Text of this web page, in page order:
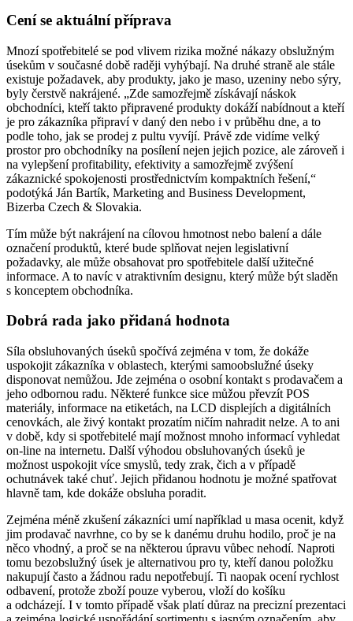
Cení se aktuální příprava
Mnozí spotřebitelé se pod vlivem rizika možné nákazy obslužným
úsekům v současné době raději vyhýbají. Na druhé straně ale stále
existuje požadavek, aby produkty, jako je maso, uzeniny nebo sýry,
byly čerstvě nakrájené. „Zde samozřejmě získávají náskok
obchodníci, kteří takto připravené produkty dokáží nabídnout a kteří
je pro zákazníka připraví v daný den nebo i v průběhu dne, a to
podle toho, jak se prodej z pultu vyvíjí. Právě zde vidíme velký
prostor pro obchodníky na posílení nejen jejich pozice, ale zároveň i
na vylepšení profitability, efektivity a samozřejmě zvýšení
zákaznické spokojenosti prostřednictvím kompaktních řešení,“
podotýká Ján Bartík, Marketing and Business Development,
Bizerba Czech & Slovakia.
Tím může být nakrájení na cílovou hmotnost nebo balení a dále
označení produktů, které bude splňovat nejen legislativní
požadavky, ale může obsahovat pro spotřebitele další užitečné
informace. A to navíc v atraktivním designu, který může být sladěn
s konceptem obchodníka.
Dobrá rada jako přidaná hodnota
Síla obsluhovaných úseků spočívá zejména v tom, že dokáže
uspokojit zákazníka v oblastech, kterými samoobslužné úseky
disponovat nemůžou. Jde zejména o osobní kontakt s prodavačem a
jeho odbornou radu. Některé funkce sice můžou převzít POS
materiály, informace na etiketách, na LCD displejích a digitálních
cenovkách, ale živý kontakt prozatím ničím nahradit nelze. A to ani
v době, kdy si spotřebitelé mají možnost mnoho informací vyhledat
on-line na internetu. Další výhodou obsluhovaných úseků je
možnost uspokojit více smyslů, tedy zrak, čich a v případě
ochutnávek také chuť. Jejich přidanou hodnotu je možné spatřovat
hlavně tam, kde dokáže obsluha poradit.
Zejména méně zkušení zákazníci umí například u masa ocenit, když
jim prodavač navrhne, co by se k danému druhu hodilo, proč je na
něco vhodný, a proč se na některou úpravu vůbec nehodí. Naproti
tomu bezobslužný úsek je alternativou pro ty, kteří danou položku
nakupují často a žádnou radu nepotřebují. Ti naopak ocení rychlost
odbavení, protože zboží pouze vyberou, vloží do košíku
a odcházejí. I v tomto případě však platí důraz na precizní prezentaci